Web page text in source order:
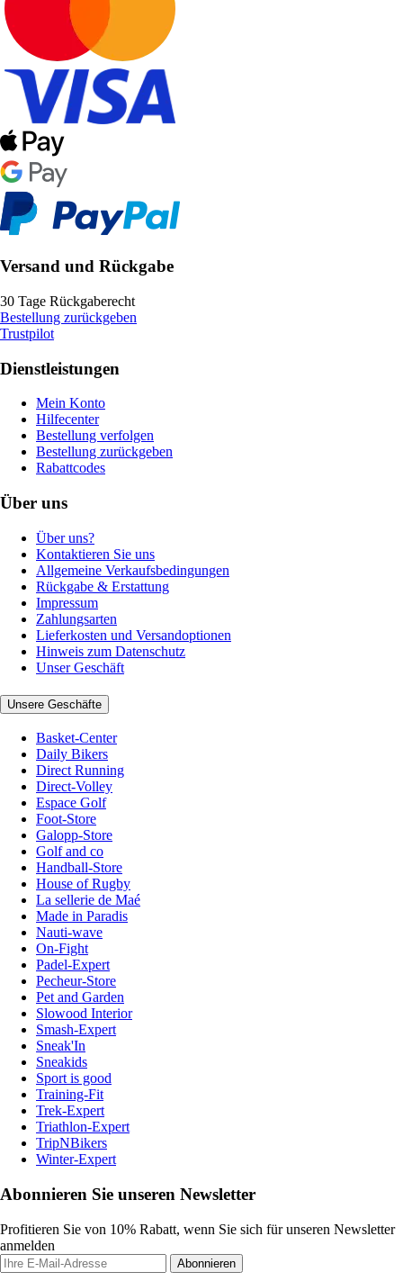
Versand und Rückgabe
30 Tage Rückgaberecht
Bestellung zurückgeben
Trustpilot
Dienstleistungen
Mein Konto
Hilfecenter
Bestellung verfolgen
Bestellung zurückgeben
Rabattcodes
Über uns
Über uns?
Kontaktieren Sie uns
Allgemeine Verkaufsbedingungen
Rückgabe & Erstattung
Impressum
Zahlungsarten
Lieferkosten und Versandoptionen
Hinweis zum Datenschutz
Unser Geschäft
Unsere Geschäfte
Basket-Center
Daily Bikers
Direct Running
Direct-Volley
Espace Golf
Foot-Store
Galopp-Store
Golf and co
Handball-Store
House of Rugby
La sellerie de Maé
Made in Paradis
Nauti-wave
On-Fight
Padel-Expert
Pecheur-Store
Pet and Garden
Slowood Interior
Smash-Expert
Sneak'In
Sneakids
Sport is good
Training-Fit
Trek-Expert
Triathlon-Expert
TripNBikers
Winter-Expert
Abonnieren Sie unseren Newsletter
Profitieren Sie von 10% Rabatt, wenn Sie sich für unseren Newsletter
anmelden
Abonnieren